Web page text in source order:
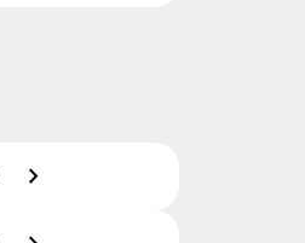
chevron_right